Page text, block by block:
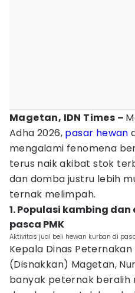
Magetan, IDN Times –
Adha 2026, pasar hewan
mengalami fenomena
terus naik akibat stok
dan domba justru lebih
ternak melimpah.
1. Populasi kambing
pasca PMK
Aktivitas jual beli hewan kurban di
Kepala Dinas
(Disnakkan) Magetan,
banyak peternak beralih